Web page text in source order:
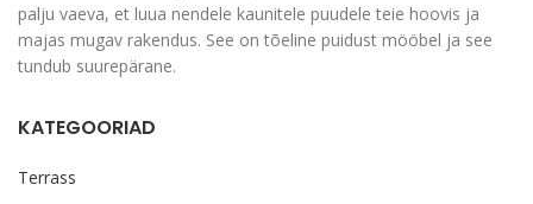
palju vaeva, et luua nendele kaunitele puudele teie hoovis ja
majas mugav rakendus. See on tõeline puidust mööbel ja see
tundub suurepärane.
KATEGOORIAD
Terrass